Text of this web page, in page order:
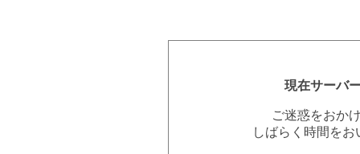
現在サーバ
ご迷惑をおか
しばらく時間を